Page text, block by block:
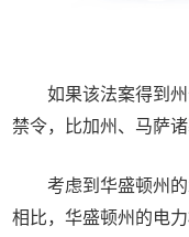
如果该法案得到
禁令，比加州、马萨
考虑到华盛顿州
相比，华盛顿州的电